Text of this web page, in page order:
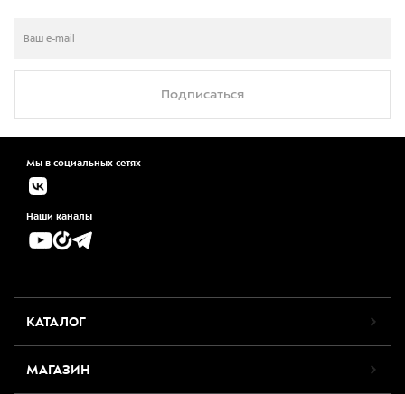
Подписаться
Мы в социальных сетях
Наши каналы
КАТАЛОГ
МАГАЗИН